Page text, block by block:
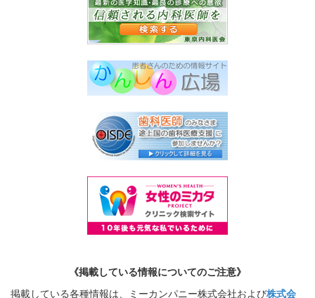
《掲載している情報についてのご注意》
掲載している各種情報は、ミーカンパニー株式会社および株式会